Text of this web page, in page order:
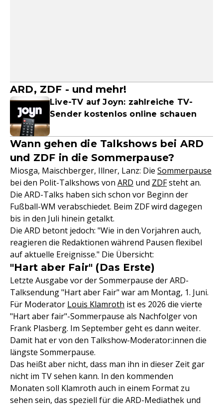
ARD, ZDF - und mehr!
Live-TV auf Joyn: zahlreiche TV-
Sender kostenlos online schauen
Wann gehen die Talkshows bei ARD
und ZDF in die Sommerpause?
Miosga, Maischberger, Illner, Lanz: Die Sommerpause
bei den Polit-Talkshows von ARD und ZDFsteht an.
Die ARD-Talks haben sich schon vor Beginn der
Fußball-WM verabschiedet. Beim ZDF wird dagegen
bis in den Juli hinein getalkt.
Die ARD betont jedoch: "Wie in den Vorjahren auch,
reagieren die Redaktionen während Pausen flexibel
auf aktuelle Ereignisse." Die Übersicht:
"Hart aber Fair" (Das Erste)
Letzte Ausgabe vor der Sommerpause der ARD-
Talksendung "Hart aber Fair" war am Montag, 1. Juni.
Für Moderator Louis Klamroth ist es 2026 die vierte
"Hart aber fair"-Sommerpause als Nachfolger von
Frank Plasberg. Im September geht es dann weiter.
Damit hat er von den Talkshow-Moderator:innen die
längste Sommerpause.
Das heißt aber nicht, dass man ihn in dieser Zeit gar
nicht im TV sehen kann. In den kommenden
Monaten soll Klamroth auch in einem Format zu
sehen sein, das speziell für die ARD-Mediathek und